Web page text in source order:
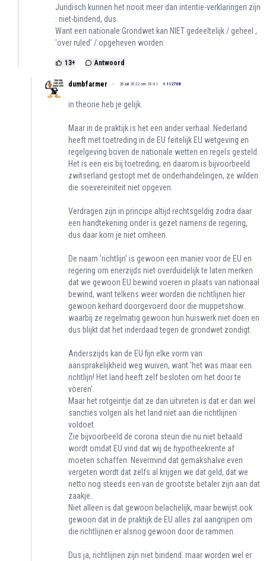
Juridisch kunnen het nooit meer dan intentie-verklaringen zijn
: niet-bindend, dus.
Want een nationale Grondwet kan NIET gedeeltelijk / geheel ,
'over ruled' / opgeheven worden.
13+ Antwoord
dumbfarmer 26 juli 2022 om 18:01 + 112708
in theorie heb je gelijk.
Maar in de praktijk is het een ander verhaal. Nederland
heeft met toetreding in de EU feitelijk EU wetgeving en
regelgeving boven de nationale wetten en regels gesteld.
Het is een eis bij toetreding, en daarom is bijvoorbeeld
zwitserland gestopt met de onderhandelingen, ze wilden
die soevereiniteit niet opgeven.
Verdragen zijn in principe altijd rechtsgeldig zodra daar
een handtekening onder is gezet namens de regering,
dus daar kom je niet omheen.
De naam 'richtlijn' is gewoon een manier voor de EU en
regering om enerzijds niet overduidelijk te laten merken
dat we gewoon EU bewind voeren in plaats van nationaal
bewind, want telkens weer worden die richtlijnen hier
gewoon keihard doorgevoerd door die muppetshow..
waarbij ze regelmatig gewoon hun huiswerk niet doen en
dus blijkt dat het inderdaad tegen de grondwet zondigt.
Anderszijds kan de EU fijn elke vorm van
aansprakelijkheid weg wuiven, want 'het was maar een
richtlijn! Het land heeft zelf besloten om het door te
voeren'.
Maar het rotgeintje dat ze dan uitvreten is dat er dan wel
sancties volgen als het land niet aan die richtlijnen
voldoet.
Zie bijvoorbeeld de corona steun die nu niet betaald
wordt omdat EU vind dat wij de hypotheekrente af
moeten schaffen. Nevermind dat gemakshalve even
vergeten wordt dat zelfs al krijgen we dat geld, dat we
netto nog steeds een van de grootste betaler zijn aan dat
zaakje..
Niet alleen is dat gewoon belachelijk, maar bewijst ook
gewoon dat in de praktijk de EU alles zal aangrijpen om
die richtlijnen er alsnog gewoon door de rammen.
Dus ja, richtlijnen zijn niet bindend. maar worden wel er